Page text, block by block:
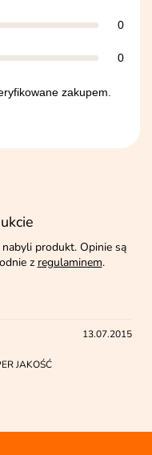
0
0
zakupem.
produkt. Opinie są
z regulaminem.
13.07.2015
JAKOŚĆ